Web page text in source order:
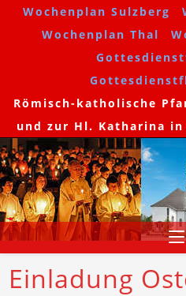
Wochenplan Sulzberg
Wochenplan Thal
Römisch-katholische
und zur Hl. Katharina
Einladung